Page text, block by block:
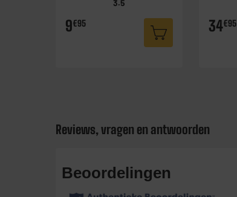
3.5
9€95 34€95
Reviews, vragen en antwoorden